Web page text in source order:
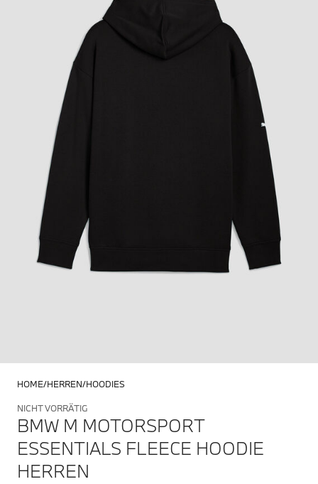
HOME HERREN HOODIES
NICHT VORRÄTIG
BMW M MOTORSPORT
ESSENTIALS FLEECE HOODIE
HERREN